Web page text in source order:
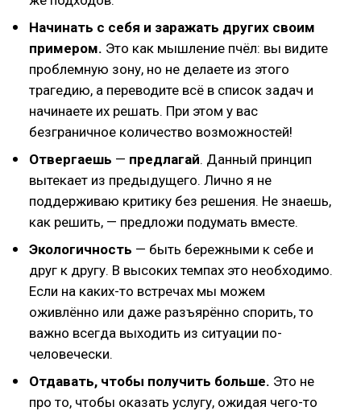
Начинать с себя и заражать других своим
примером. Это как мышление пчёл: вы видите
проблемную зону, но не делаете из этого
трагедию, а переводите всё в список задач и
начинаете их решать. При этом у вас
безграничное количество возможностей!
Отвергаешь — предлагай. Данный принцип
вытекает из предыдущего. Лично я не
поддерживаю критику без решения. Не знаешь,
как решить, — предложи подумать вместе.
Экологичность — быть бережными к себе и
друг к другу. В высоких темпах это необходимо.
Если на каких-то встречах мы можем
оживлённо или даже разъярённо спорить, то
важно всегда выходить из ситуации по-
человечески.
Отдавать, чтобы получить больше. Это не
про то, чтобы оказать услугу, ожидая чего-то